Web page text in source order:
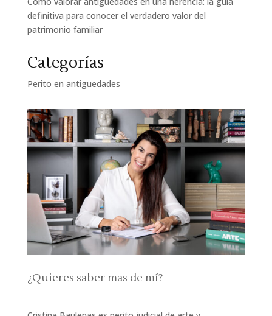
definitiva para conocer el verdadero valor del
patrimonio familiar
Categorías
Perito en antiguedades
¿Quieres saber mas de mí?